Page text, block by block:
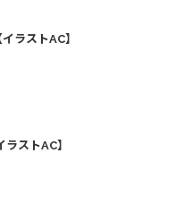
ラストAC】
ストAC】